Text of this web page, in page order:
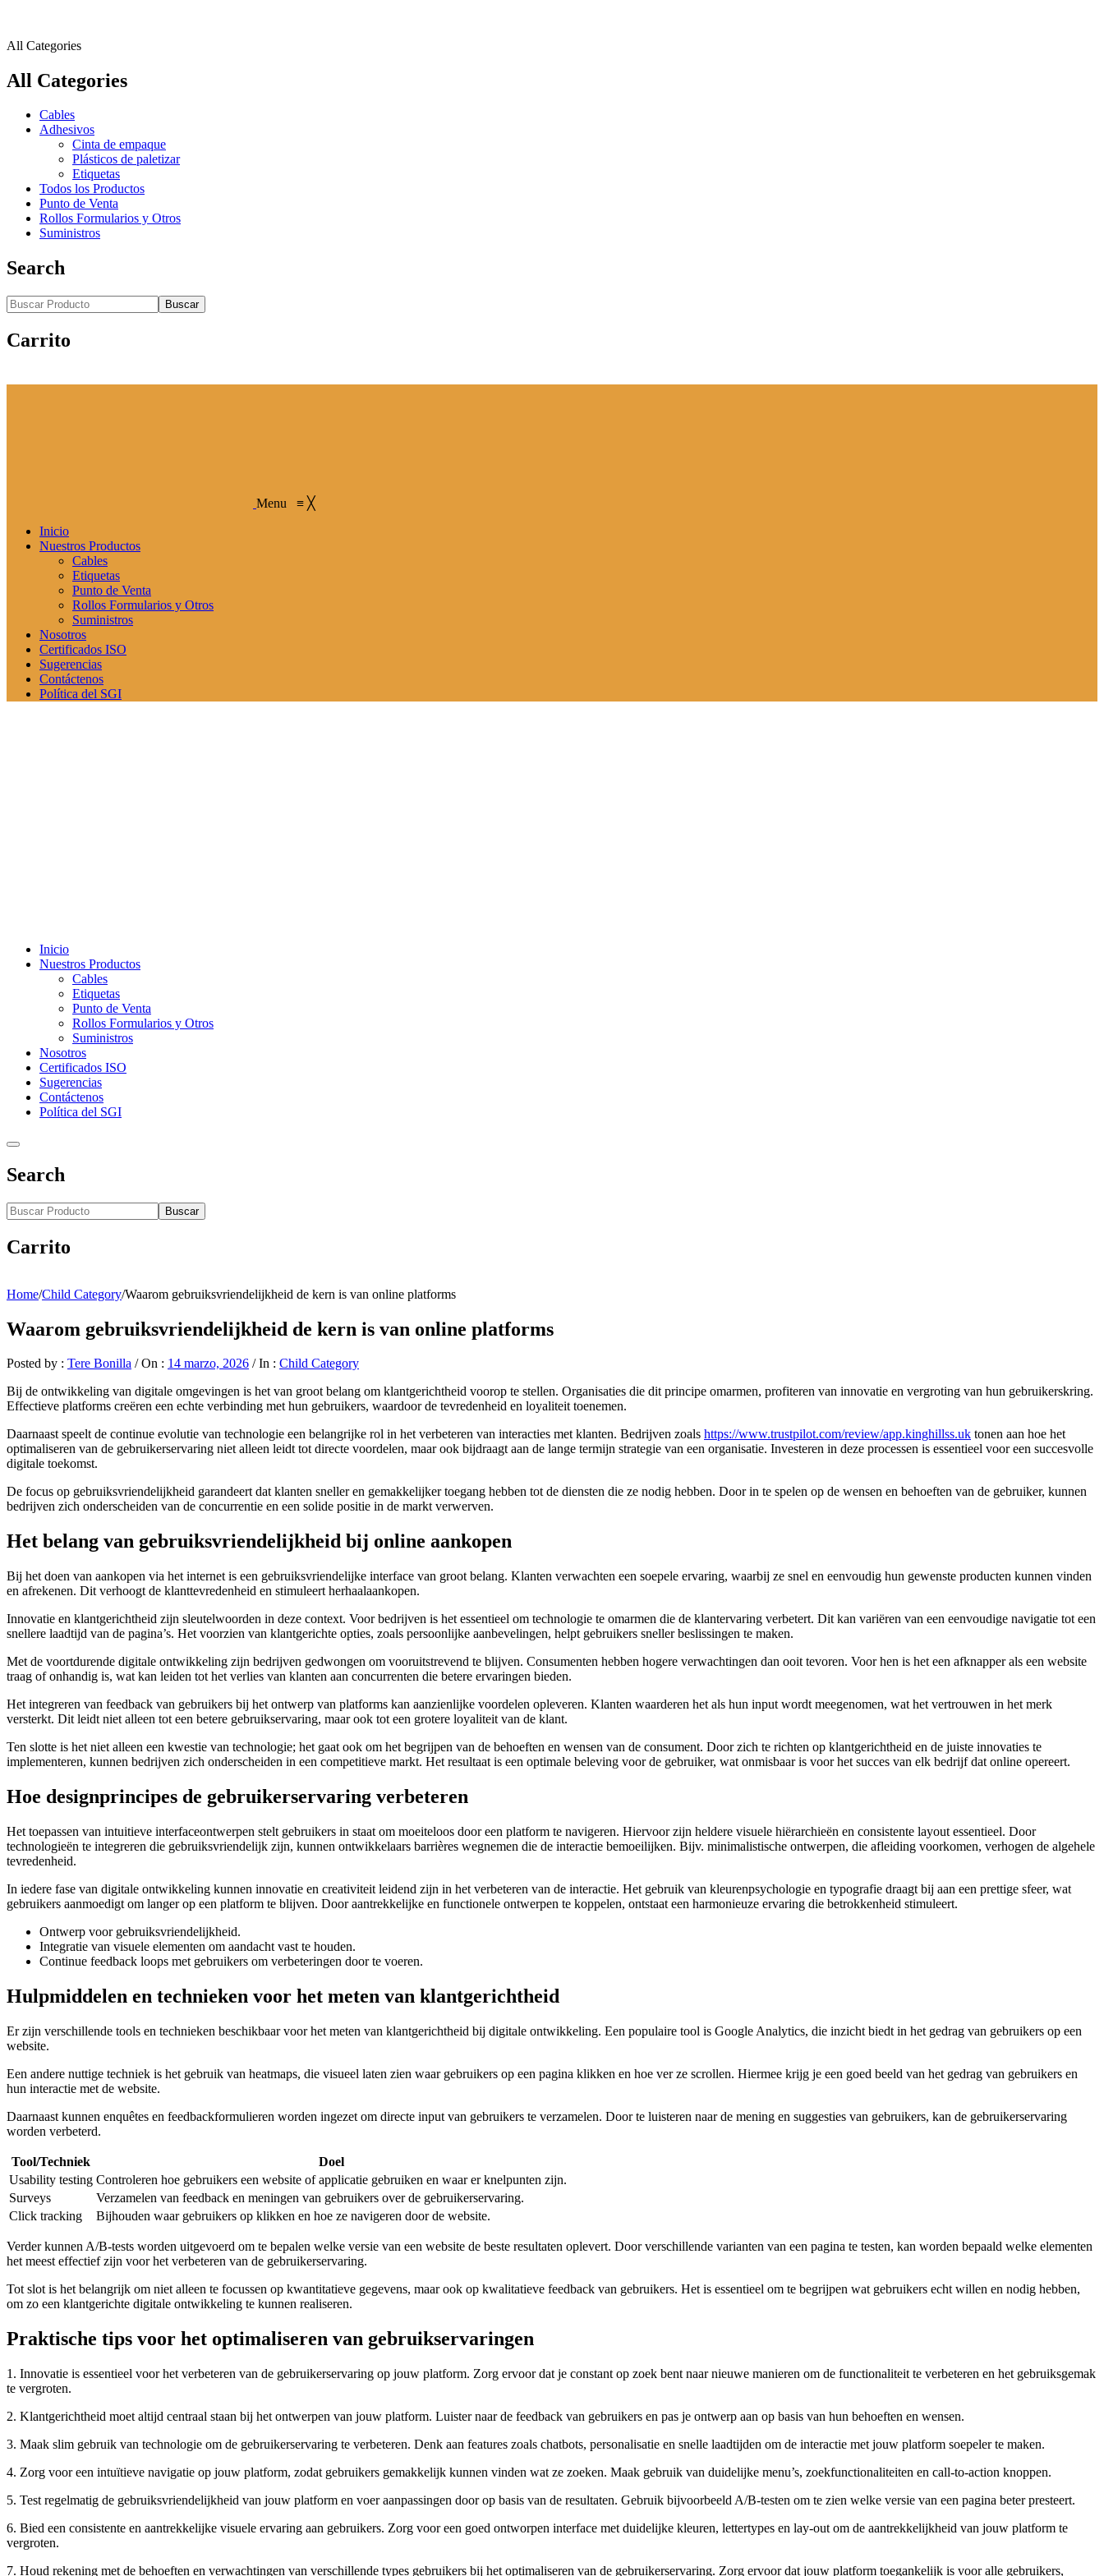
All Categories
All Categories
Cables
Adhesivos
Cinta de empaque
Plásticos de paletizar
Etiquetas
Todos los Productos
Punto de Venta
Rollos Formularios y Otros
Suministros
Search
Buscar
Carrito
Menu ≡ ╳
Inicio
Nuestros Productos
Cables
Etiquetas
Punto de Venta
Rollos Formularios y Otros
Suministros
Nosotros
Certificados ISO
Sugerencias
Contáctenos
Política del SGI
Inicio
Nuestros Productos
Cables
Etiquetas
Punto de Venta
Rollos Formularios y Otros
Suministros
Nosotros
Certificados ISO
Sugerencias
Contáctenos
Política del SGI
Search
Buscar
Carrito
Home/Child Category/Waarom gebruiksvriendelijkheid de kern is van online platforms
Waarom gebruiksvriendelijkheid de kern is van online platforms
Posted by : Tere Bonilla / On : 14 marzo, 2026 /In : Child Category
Bij de ontwikkeling van digitale omgevingen is het van groot belang om klantgerichtheid voorop te stellen. Organisaties die dit principe omarmen, profiteren van innovatie en vergroting van hun gebruikerskring.
Effectieve platforms creëren een echte verbinding met hun gebruikers, waardoor de tevredenheid en loyaliteit toenemen.
Daarnaast speelt de continue evolutie van technologie een belangrijke rol in het verbeteren van interacties met klanten. Bedrijven zoals https://www.trustpilot.com/review/app.kinghillss.uk tonen aan hoe het
optimaliseren van de gebruikerservaring niet alleen leidt tot directe voordelen, maar ook bijdraagt aan de lange termijn strategie van een organisatie. Investeren in deze processen is essentieel voor een succesvolle
digitale toekomst.
De focus op gebruiksvriendelijkheid garandeert dat klanten sneller en gemakkelijker toegang hebben tot de diensten die ze nodig hebben. Door in te spelen op de wensen en behoeften van de gebruiker, kunnen
bedrijven zich onderscheiden van de concurrentie en een solide positie in de markt verwerven.
Het belang van gebruiksvriendelijkheid bij online aankopen
Bij het doen van aankopen via het internet is een gebruiksvriendelijke interface van groot belang. Klanten verwachten een soepele ervaring, waarbij ze snel en eenvoudig hun gewenste producten kunnen vinden
en afrekenen. Dit verhoogt de klanttevredenheid en stimuleert herhaalaankopen.
Innovatie en klantgerichtheid zijn sleutelwoorden in deze context. Voor bedrijven is het essentieel om technologie te omarmen die de klantervaring verbetert. Dit kan variëren van een eenvoudige navigatie tot een
snellere laadtijd van de pagina’s. Het voorzien van klantgerichte opties, zoals persoonlijke aanbevelingen, helpt gebruikers sneller beslissingen te maken.
Met de voortdurende digitale ontwikkeling zijn bedrijven gedwongen om vooruitstrevend te blijven. Consumenten hebben hogere verwachtingen dan ooit tevoren. Voor hen is het een afknapper als een website
traag of onhandig is, wat kan leiden tot het verlies van klanten aan concurrenten die betere ervaringen bieden.
Het integreren van feedback van gebruikers bij het ontwerp van platforms kan aanzienlijke voordelen opleveren. Klanten waarderen het als hun input wordt meegenomen, wat het vertrouwen in het merk
versterkt. Dit leidt niet alleen tot een betere gebruikservaring, maar ook tot een grotere loyaliteit van de klant.
Ten slotte is het niet alleen een kwestie van technologie; het gaat ook om het begrijpen van de behoeften en wensen van de consument. Door zich te richten op klantgerichtheid en de juiste innovaties te
implementeren, kunnen bedrijven zich onderscheiden in een competitieve markt. Het resultaat is een optimale beleving voor de gebruiker, wat onmisbaar is voor het succes van elk bedrijf dat online opereert.
Hoe designprincipes de gebruikerservaring verbeteren
Het toepassen van intuitieve interfaceontwerpen stelt gebruikers in staat om moeiteloos door een platform te navigeren. Hiervoor zijn heldere visuele hiërarchieën en consistente layout essentieel. Door
technologieën te integreren die gebruiksvriendelijk zijn, kunnen ontwikkelaars barrières wegnemen die de interactie bemoeilijken. Bijv. minimalistische ontwerpen, die afleiding voorkomen, verhogen de algehele
tevredenheid.
In iedere fase van digitale ontwikkeling kunnen innovatie en creativiteit leidend zijn in het verbeteren van de interactie. Het gebruik van kleurenpsychologie en typografie draagt bij aan een prettige sfeer, wat
gebruikers aanmoedigt om langer op een platform te blijven. Door aantrekkelijke en functionele ontwerpen te koppelen, ontstaat een harmonieuze ervaring die betrokkenheid stimuleert.
Ontwerp voor gebruiksvriendelijkheid.
Integratie van visuele elementen om aandacht vast te houden.
Continue feedback loops met gebruikers om verbeteringen door te voeren.
Hulpmiddelen en technieken voor het meten van klantgerichtheid
Er zijn verschillende tools en technieken beschikbaar voor het meten van klantgerichtheid bij digitale ontwikkeling. Een populaire tool is Google Analytics, die inzicht biedt in het gedrag van gebruikers op een
website.
Een andere nuttige techniek is het gebruik van heatmaps, die visueel laten zien waar gebruikers op een pagina klikken en hoe ver ze scrollen. Hiermee krijg je een goed beeld van het gedrag van gebruikers en
hun interactie met de website.
Daarnaast kunnen enquêtes en feedbackformulieren worden ingezet om directe input van gebruikers te verzamelen. Door te luisteren naar de mening en suggesties van gebruikers, kan de gebruikerservaring
worden verbeterd.
Tool/Techniek
Doel
Usability testing Controleren hoe gebruikers een website of applicatie gebruiken en waar er knelpunten zijn.
Surveys
Verzamelen van feedback en meningen van gebruikers over de gebruikerservaring.
Click tracking
Bijhouden waar gebruikers op klikken en hoe ze navigeren door de website.
Verder kunnen A/B-tests worden uitgevoerd om te bepalen welke versie van een website de beste resultaten oplevert. Door verschillende varianten van een pagina te testen, kan worden bepaald welke elementen
het meest effectief zijn voor het verbeteren van de gebruikerservaring.
Tot slot is het belangrijk om niet alleen te focussen op kwantitatieve gegevens, maar ook op kwalitatieve feedback van gebruikers. Het is essentieel om te begrijpen wat gebruikers echt willen en nodig hebben,
om zo een klantgerichte digitale ontwikkeling te kunnen realiseren.
Praktische tips voor het optimaliseren van gebruikservaringen
1. Innovatie is essentieel voor het verbeteren van de gebruikerservaring op jouw platform. Zorg ervoor dat je constant op zoek bent naar nieuwe manieren om de functionaliteit te verbeteren en het gebruiksgemak
te vergroten.
2. Klantgerichtheid moet altijd centraal staan bij het ontwerpen van jouw platform. Luister naar de feedback van gebruikers en pas je ontwerp aan op basis van hun behoeften en wensen.
3. Maak slim gebruik van technologie om de gebruikerservaring te verbeteren. Denk aan features zoals chatbots, personalisatie en snelle laadtijden om de interactie met jouw platform soepeler te maken.
4. Zorg voor een intuïtieve navigatie op jouw platform, zodat gebruikers gemakkelijk kunnen vinden wat ze zoeken. Maak gebruik van duidelijke menu’s, zoekfunctionaliteiten en call-to-action knoppen.
5. Test regelmatig de gebruiksvriendelijkheid van jouw platform en voer aanpassingen door op basis van de resultaten. Gebruik bijvoorbeeld A/B-testen om te zien welke versie van een pagina beter presteert.
6. Bied een consistente en aantrekkelijke visuele ervaring aan gebruikers. Zorg voor een goed ontworpen interface met duidelijke kleuren, lettertypes en lay-out om de aantrekkelijkheid van jouw platform te
vergroten.
7. Houd rekening met de behoeften en verwachtingen van verschillende types gebruikers bij het optimaliseren van de gebruikerservaring. Zorg ervoor dat jouw platform toegankelijk is voor alle gebruikers,